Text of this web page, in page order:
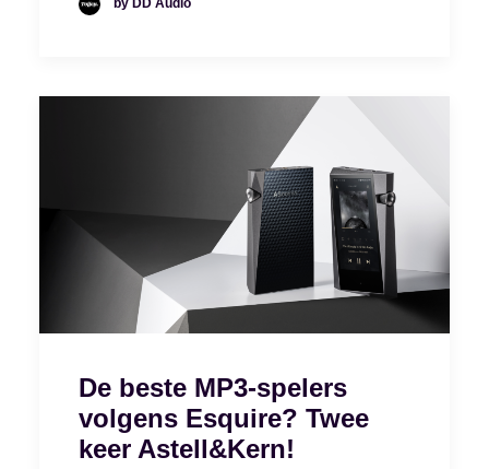
by DD Audio
De beste MP3-spelers
volgens Esquire? Twee
keer Astell&Kern!